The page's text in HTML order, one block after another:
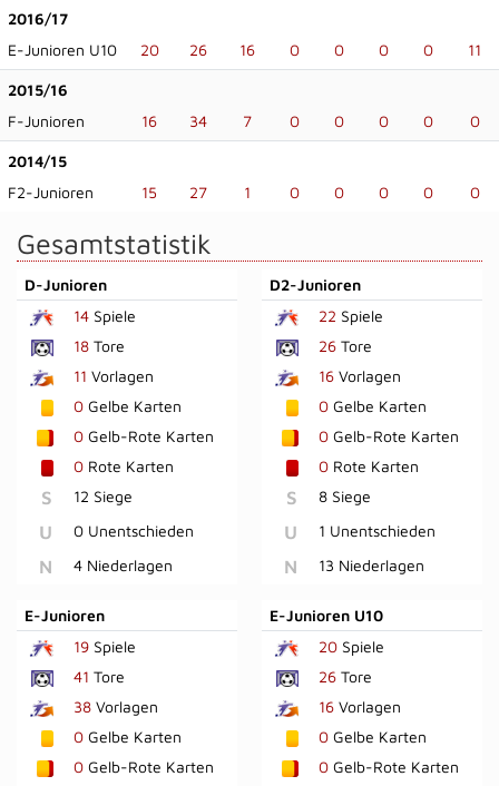
2016/17
E-Junioren U10
20 26 16 0 0 0 0 11
2015/16
F-Junioren
16 34 7 0 0 0 0 0
2014/15
F2-Junioren
15 27 1 0 0 0 0 0
Gesamtstatistik
D-Junioren
14 Spiele
18 Tore
11 Vorlagen
0 Gelbe Karten
0 Gelb-Rote Karten
0 Rote Karten
S 12 Siege
U 0 Unentschieden
N 4 Niederlagen
D2-Junioren
22 Spiele
26Tore
16Vorlagen
0Gelbe Karten
0Gelb-Rote Karten
0Rote Karten
S 8 Siege
U 1 Unentschieden
N 13 Niederlagen
E-Junioren
19 Spiele
41 Tore
38 Vorlagen
0 Gelbe Karten
0 Gelb-Rote Karten
E-Junioren U10
20Spiele
26Tore
16Vorlagen
0Gelbe Karten
0Gelb-Rote Karten